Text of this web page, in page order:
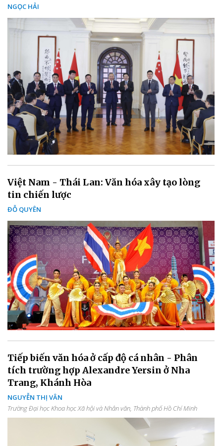
NGỌC HẢI
Việt Nam - Thái Lan: Văn hóa xây tạo lòng
tin chiến lược
ĐỖ QUYÊN
Tiếp biến văn hóa ở cấp độ cá nhân - Phân
tích trường hợp Alexandre Yersin ở Nha
Trang, Khánh Hòa
NGUYỄN THỊ VÂN
Trường Đại học Khoa học Xã hội và Nhân văn, Thành phố Hồ Chí Minh